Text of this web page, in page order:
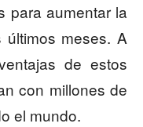
para aumentar la
meses. A
de estos
con millones de
el mundo.